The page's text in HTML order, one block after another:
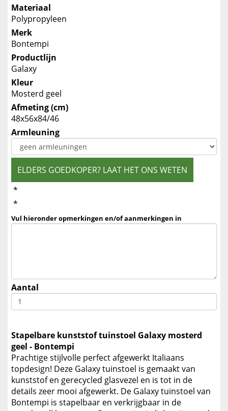
Materiaal
Polypropyleen
Merk
Bontempi
Productlijn
Galaxy
Kleur
Mosterd geel
Afmeting (cm)
48x56x84/46
Armleuning
ELDERS GOEDKOPER? LAAT HET ONS WETEN
*
*
Vul hieronder opmerkingen en/of aanmerkingen in
Aantal
Stapelbare kunststof tuinstoel Galaxy mosterd
geel - Bontempi
Prachtige stijlvolle perfect afgewerkt Italiaans
topdesign! Deze Galaxy tuinstoel is gemaakt van
kunststof en gerecycled glasvezel en is tot in de
details zeer mooi afgewerkt. De Galaxy tuinstoel van
Bontempi is stapelbaar en verkrijgbaar in de